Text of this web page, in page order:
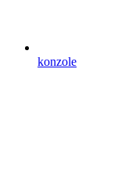
konzole